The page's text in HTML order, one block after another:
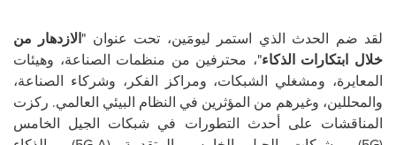
لقد ضم الحدث الذي استمر ليومَين، تحت عنوان "الازدهار من
خلال ابتكارات الذكاء"، محترفين من منظمات الصناعة، وهيئات
المعايرة، ومشغلي الشبكات، ومراكز الفكر، وشركاء الصناعة،
والمحللين، وغيرهم من المؤثرين في النظام البيئي العالمي. ركزت
المناقشات على أحدث التطورات في شبكات الجيل الخامس